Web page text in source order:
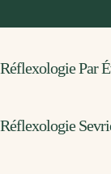
Réflexologie Par
Réflexologie